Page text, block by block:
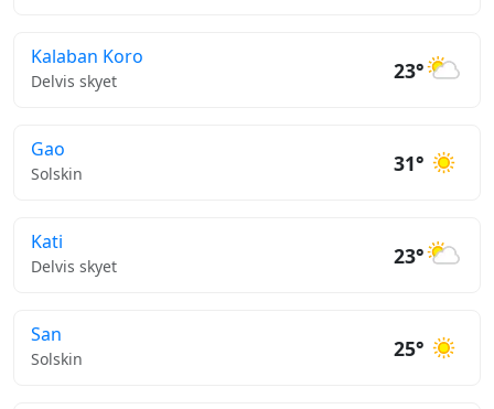
Kalaban Koro
Delvis skyet 23°
Gao
Solskin 31°
Kati
Delvis skyet 23°
San
Solskin 25°